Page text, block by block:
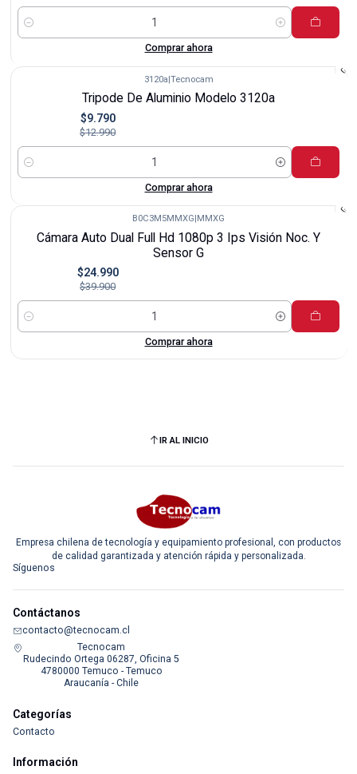
Cantidad
Comprar ahora
3120a|Tecnocam
Tripode De Aluminio Modelo 3120a
$9.790
$12.990
Cantidad
Comprar ahora
B0C3M5MMXG MMXG
Cámara Auto Dual Full Hd 1080p 3 Ips Visión Noc. Y
Sensor G
$24.990
$39.900
Cantidad
Comprar ahora
IR AL INICIO
Empresa chilena de tecnología y equipamiento profesional, con productos
de calidad garantizada y atención rápida y personalizada.
Síguenos
Contáctanos
contacto@tecnocam.cl
Tecnocam
Rudecindo Ortega 06287, Oficina 5
4780000 Temuco - Temuco
Araucanía - Chile
Categorías
Contacto
Información